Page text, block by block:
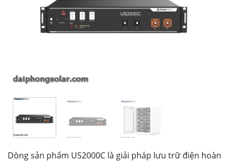
Dòng sản phẩm US2000C là giải pháp lưu trữ điện hoàn